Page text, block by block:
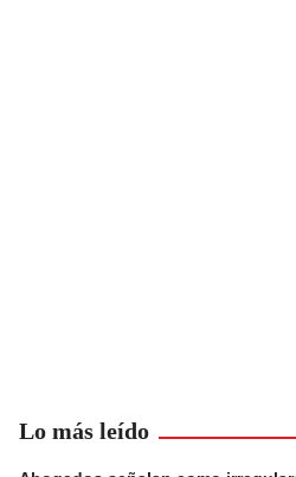
Lo más leído